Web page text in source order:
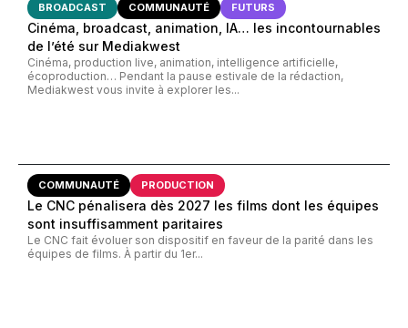
BROADCAST COMMUNAUTÉ FUTURS
Cinéma, broadcast, animation, IA… les incontournables
de l’été sur Mediakwest
Cinéma, production live, animation, intelligence artificielle,
écoproduction… Pendant la pause estivale de la rédaction,
Mediakwest vous invite à explorer les...
COMMUNAUTÉ PRODUCTION
Le CNC pénalisera dès 2027 les films dont les équipes
sont insuffisamment paritaires
Le CNC fait évoluer son dispositif en faveur de la parité dans les
équipes de films. À partir du 1er...